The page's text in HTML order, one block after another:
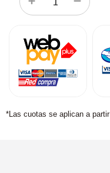
*Las cuotas se aplican a